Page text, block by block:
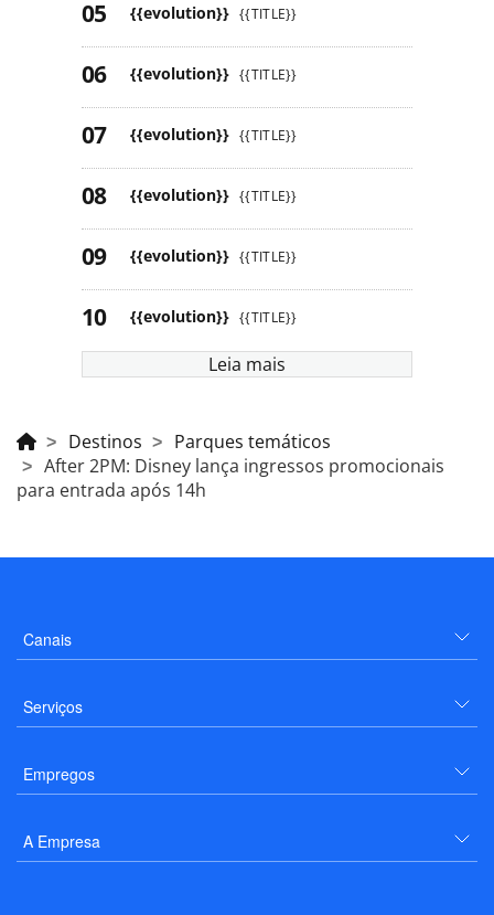
{{evolution}} {{TITLE}}
{{evolution}} {{TITLE}}
{{evolution}} {{TITLE}}
{{evolution}} {{TITLE}}
{{evolution}} {{TITLE}}
{{evolution}} {{TITLE}}
Leia mais
Destinos
Parques temáticos
After 2PM: Disney lança ingressos promocionais
para entrada após 14h
Canais
Serviços
Empregos
A Empresa